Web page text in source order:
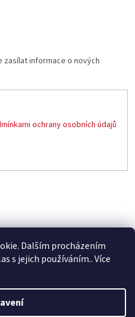
Dalším procházením
s jejich používáním.. Více
zasílat informace o nových
ochrany osobních údajů